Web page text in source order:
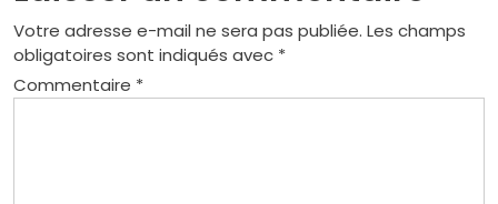
Votre adresse e-mail ne sera pas publiée. Les champs
obligatoires sont indiqués avec *
Commentaire *